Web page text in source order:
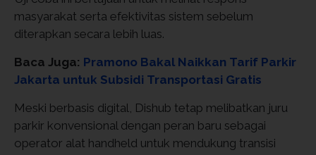
masyarakat serta efektivitas sistem sebelum
diterapkan secara lebih luas.
Baca Juga: Pramono Bakal Naikkan Tarif Parkir
Jakarta untuk Subsidi Transportasi Gratis
Meski berbasis digital, Dishub tetap melibatkan juru
parkir konvensional dengan peran baru sebagai
operator alat handheld untuk mendukung transisi